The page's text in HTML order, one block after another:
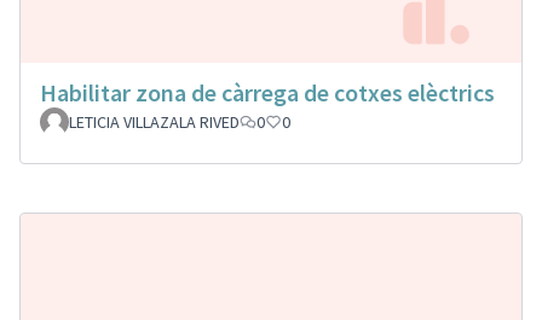
Habilitar zona de càrrega de cotxes elèctrics
LETICIA VILLAZALA RIVED 0 0